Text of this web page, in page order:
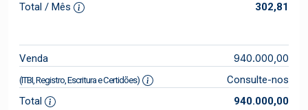
Total / Mês
302,81
Venda 940.000,00
(ITBI, Registro, Escritura e Certidões)
Consulte-nos
Total
940.000,00